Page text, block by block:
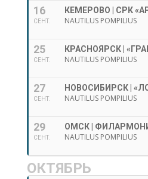
16
СЕНТ.
КЕМЕРОВО | СРК
NAUTILUS POMPILIUS
25
СЕНТ.
КРАСНОЯРСК |
NAUTILUS POMPILIUS
27
СЕНТ.
НОВОСИБИРСК |
NAUTILUS POMPILIUS
29
СЕНТ.
ОМСК |
NAUTILUS POMPILIUS
ОКТЯБРЬ